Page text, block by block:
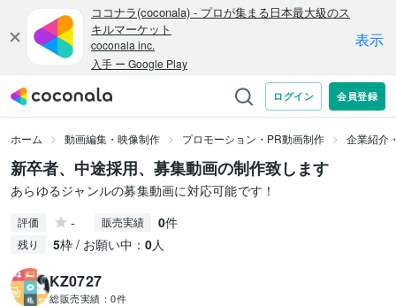
ホーム 動画編集・映像制作 プロモーション・PR動画制作 企業紹介
新卒者、中途採用、募集動画の制作致します
あらゆるジャンルの募集動画に対応可能です！
評価 - 販売実績 0件
残り 5枠 / お願い中： 0人
KZ0727
総販売実績： 0件